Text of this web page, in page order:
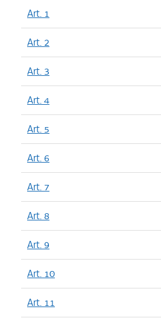
Art. 1
Art. 2
Art. 3
Art. 4
Art. 5
Art. 6
Art. 7
Art. 8
Art. 9
Art. 10
Art. 11